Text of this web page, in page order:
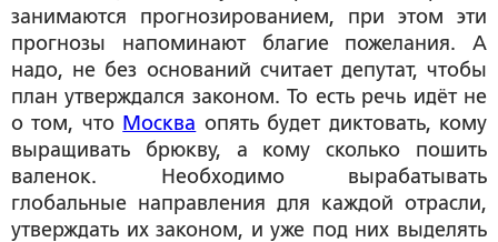
занимаются прогнозированием, при этом эти
прогнозы напоминают благие пожелания. А
надо, не без оснований считает депутат, чтобы
план утверждался законом. То есть речь идёт не
о том, что Москва опять будет диктовать, кому
выращивать брюкву, а кому сколько пошить
валенок. Необходимо вырабатывать
глобальные направления для каждой отрасли,
утверждать их законом, и уже под них выделять